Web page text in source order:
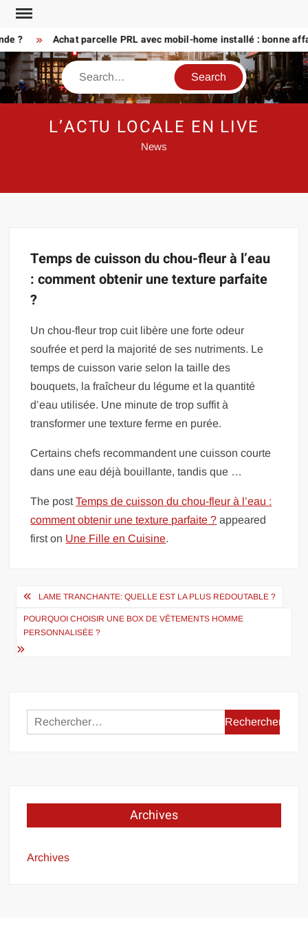
Skip
content
? Achat parcelle PRL avec mobil-home installé : bonne
Search
L’ACTU LOCALE EN LIVE
News
Temps de cuisson du chou-fleur à l’eau
: comment obtenir une texture parfaite
?
Un chou-fleur trop cuit libère une forte odeur
soufrée et perd la majorité de ses nutriments. Le
temps de cuisson varie selon la taille des
bouquets, la fraîcheur du légume et la quantité
d’eau utilisée. Une minute de trop suffit à
transformer une texture ferme en purée.
Certains chefs recommandent une cuisson courte
dans une eau déjà bouillante, tandis que …
The postTemps de cuisson du chou-fleur à l’eau :
comment obtenir une texture parfaite ? appeared
first on Une Fille en Cuisine.
Navigation
de
l’article
LAME TRANCHANTE: QUELLE EST LA PLUS REDOUTABLE ?
POURQUOI CHOISIR UNE BOX DE VÊTEMENTS HOMME
PERSONNALISÉE ?
Rechercher :
Archives
Archives